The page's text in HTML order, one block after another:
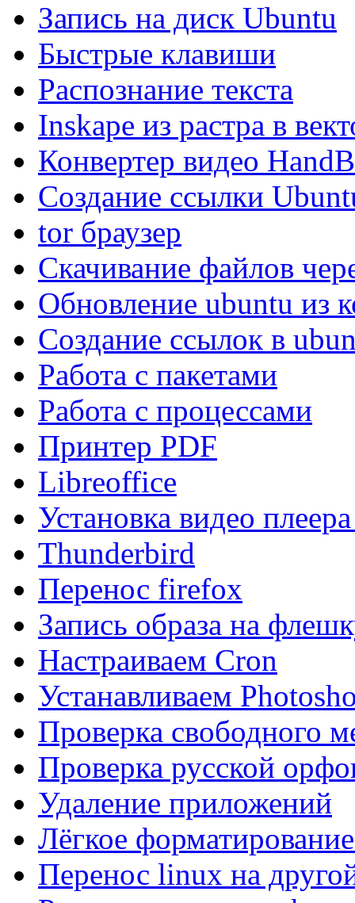
Запись на диск Ubuntu
Быстрые клавиши
Распознание текста
Inskape из растра в
Конвертер видео
Создание ссылки
tor браузер
Скачивание файлов
Обновление ubuntu из
Создание ссылок в
Работа с пакетами
Работа с процессами
Принтер PDF
Libreoffice
Установка видео
Thunderbird
Перенос firefox
Запись образа на
Настраиваем Cron
Устанавливаем
Проверка свободного
Проверка русской
Удаление приложений
Лёгкое
Перенос linux на